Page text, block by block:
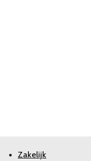
Zakelijk